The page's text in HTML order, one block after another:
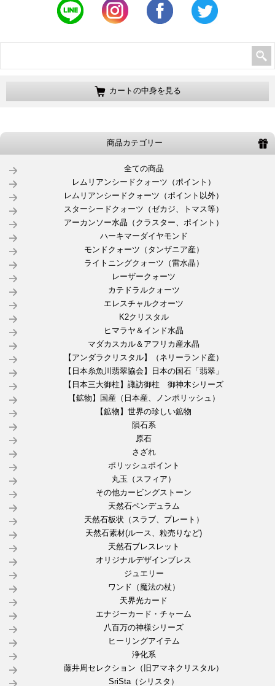
カートの中身を見る
商品カテゴリー
全ての商品
レムリアンシードクォーツ（ポイント）
レムリアンシードクォーツ（ポイント以外）
スターシードクォーツ（ゼカジ、トマス等）
アーカンソー水晶（クラスター、ポイント）
ハーキマーダイヤモンド
モンドクォーツ（タンザニア産）
ライトニングクォーツ（雷水晶）
レーザークォーツ
カテドラルクォーツ
エレスチャルクオーツ
K2クリスタル
ヒマラヤ＆インド水晶
マダカスカル＆アフリカ産水晶
【アンダラクリスタル】（ネリーランド産）
【日本糸魚川翡翠協会】日本の国石「翡翠」
【日本三大御柱】諏訪御柱 御神木シリーズ
【鉱物】国産（日本産、ノンポリッシュ）
【鉱物】世界の珍しい鉱物
隕石系
原石
さざれ
ポリッシュポイント
丸玉（スフィア）
その他カービングストーン
天然石ペンデュラム
天然石板状（スラブ、プレート）
天然石素材(ルース、粒売りなど)
天然石ブレスレット
オリジナルデザインブレス
ジュエリー
ワンド（魔法の杖）
天界光カード
エナジーカード・チャーム
八百万の神様シリーズ
ヒーリングアイテム
浄化系
藤井周セレクション（旧アマネクリスタル）
SriSta（シリスタ）